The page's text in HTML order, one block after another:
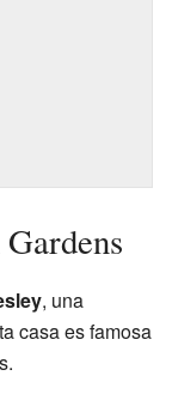
, una
casa es famosa